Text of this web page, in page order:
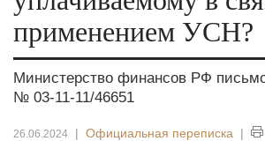
применением УСН?
Министерство финансов РФ
№ 03-11-11/46651
26.06.2024 | Официальная переписка |